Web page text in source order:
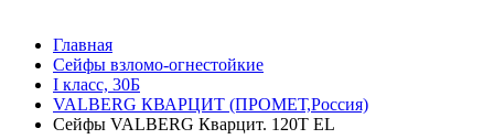
Главная
Сейфы взломо-огнестойкие
I класс, 30Б
VALBERG КВАРЦИТ (ПРОМЕТ,Россия)
Сейфы VALBERG Кварцит. 120Т EL